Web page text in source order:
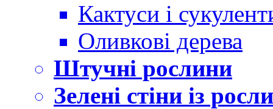
Кактуси і
Оливкові дерева
Штучні рослини
Зелені стіни із